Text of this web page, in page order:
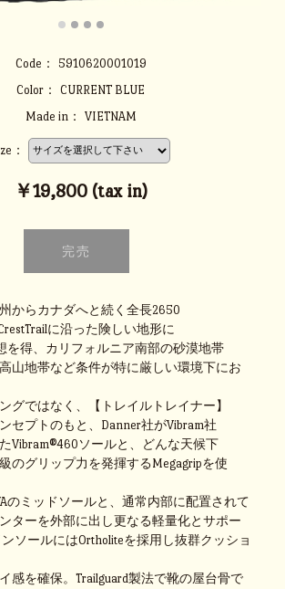
Code：
5910620001019
Color：
CURRENT BLUE
Made in：
VIETNAM
：
￥19,800 (tax in)
からカナダへと続く全長2650
に沿った険しい地形に
を得、カリフォルニア南部の砂漠地帯
山地帯など条件が特に厳しい環境下にお
グではなく、【トレイルトレイナー】
セプトのもと、Danner社がVibram社
Vibram®460ソールと、どんな天候下
のグリップ力を発揮するMegagripを使
のミッドソールと、通常内部に配置されて
ターを外部に出し更なる軽量化とサポー
ンソールにはOrtholiteを採用し抜群クッショ
感を確保。Trailguard製法で靴の屋台骨で